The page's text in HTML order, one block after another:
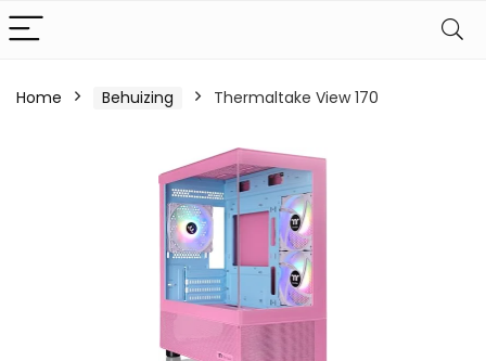
Home Behuizing Thermaltake View 170